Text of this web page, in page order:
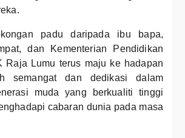
padu daripada ibu bapa,
dan Kementerian Pendidikan
Raja Lumu terus maju ke hadapan
semangat dan dedikasi dalam
muda yang berkualiti tinggi
cabaran dunia pada masa